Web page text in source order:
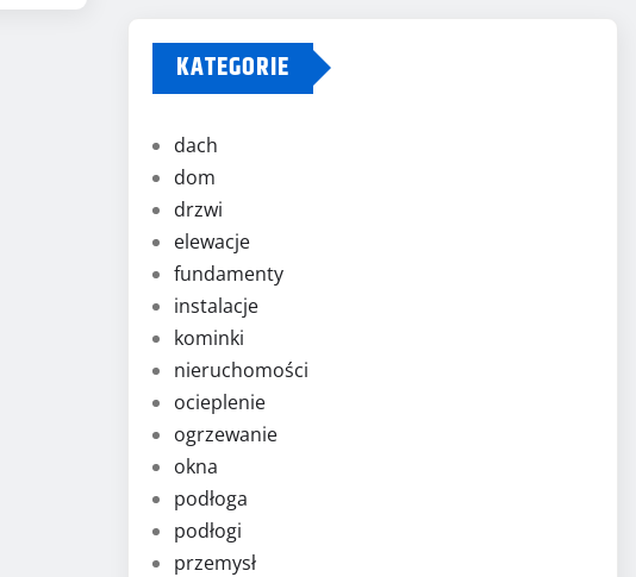
KATEGORIE
dach
dom
drzwi
elewacje
fundamenty
instalacje
kominki
nieruchomości
ocieplenie
ogrzewanie
okna
podłoga
podłogi
przemysł